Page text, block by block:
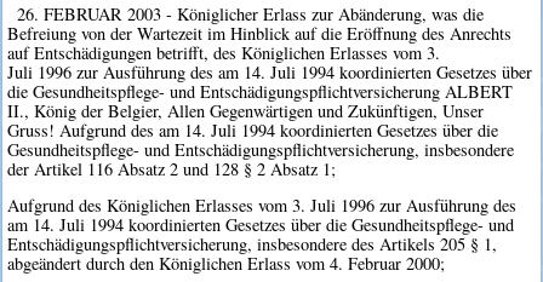
26. FEBRUAR 2003 - Königlicher Erlass zur Abänderung, was die
Befreiung von der Wartezeit im Hinblick auf die Eröffnung des Anrechts
auf Entschädigungen betrifft, des Königlichen Erlasses vom 3.
Juli 1996 zur Ausführung des am 14. Juli 1994 koordinierten Gesetzes über
die Gesundheitspflege- und Entschädigungspflichtversicherung ALBERT
II., König der Belgier, Allen Gegenwärtigen und Zukünftigen, Unser
Gruss! Aufgrund des am 14. Juli 1994 koordinierten Gesetzes über die
Gesundheitspflege- und Entschädigungspflichtversicherung, insbesondere
der Artikel 116 Absatz 2 und 128 § 2 Absatz 1;
Aufgrund des Königlichen Erlasses vom 3. Juli 1996 zur Ausführung des
am 14. Juli 1994 koordinierten Gesetzes über die Gesundheitspflege- und
Entschädigungspflichtversicherung, insbesondere des Artikels 205 § 1,
abgeändert durch den Königlichen Erlass vom 4. Februar 2000;